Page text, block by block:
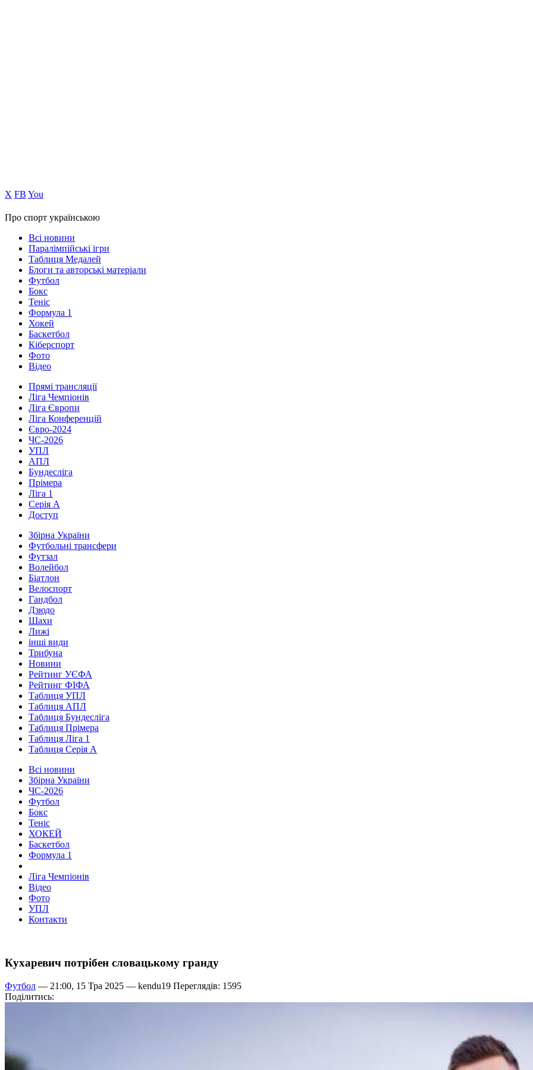
Х FB You
Про спорт українською
Всі новини
Паралімпійські ігри
Таблиця Медалей
Блоги та авторські матеріали
Футбол
Бокс
Теніс
Формула 1
Хокей
Баскетбол
Кіберспорт
Фото
Відео
Прямі трансляції
Ліга Чемпіонів
Ліга Європи
Ліга Конференцій
Євро-2024
ЧС-2026
УПЛ
АПЛ
Бундесліга
Прімера
Ліга 1
Серія А
Доступ
Збірна України
Футбольні трансфери
Футзал
Волейбол
Біатлон
Велоспорт
Гандбол
Дзюдо
Шахи
Лижі
інші види
Трибуна
Новини
Рейтинг УЄФА
Рейтинг ФІФА
Таблиця УПЛ
Таблиця АПЛ
Таблиця Бундесліга
Таблиця Прімера
Таблиця Ліга 1
Таблиця Серія А
Всі новини
Збірна України
ЧС-2026
Футбол
Бокс
Теніс
ХОКЕЙ
Баскетбол
Формула 1
Ліга Чемпіонів
Відео
Фото
УПЛ
Контакти
Кухаревич потрібен словацькому гранду
Футбол — 21:00, 15 Тра 2025 — kendu19 Переглядів: 1595
Поділитись: